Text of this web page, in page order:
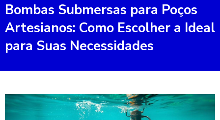
Bombas Submersas para Poços
Artesianos: Como Escolher a Ideal
para Suas Necessidades